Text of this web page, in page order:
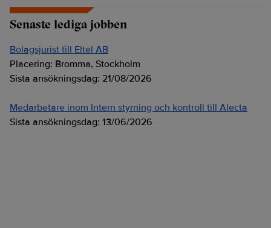
Senaste lediga jobben
Bolagsjurist till Eltel AB
Placering: Bromma, Stockholm
Sista ansökningsdag: 21/08/2026
Medarbetare inom Intern styrning och kontroll till Alecta
Sista ansökningsdag: 13/06/2026